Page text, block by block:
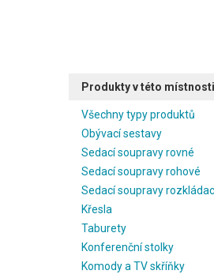
Produkty v této místnosti
Všechny typy produktů
Obývací sestavy
Sedací soupravy rovné
Sedací soupravy rohové
Sedací soupravy
Křesla
Taburety
Konferenční stolky
Komody a TV skříňky